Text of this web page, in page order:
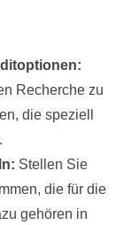
Recherche zu
die speziell
Stellen Sie
die für die
gehören in